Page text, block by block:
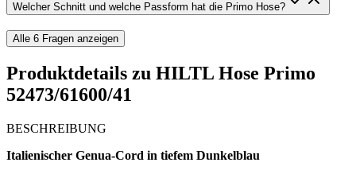
Welcher Schnitt und welche Passform hat die Primo Hose?
Alle 6 Fragen anzeigen
Produktdetails zu HILTL Hose Primo
52473/61600/41
BESCHREIBUNG
Italienischer Genua-Cord in tiefem Dunkelblau